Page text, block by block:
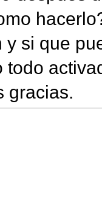
y si que
todo
gracias.